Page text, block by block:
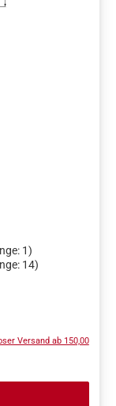
1)
14)
Versand ab 150,00